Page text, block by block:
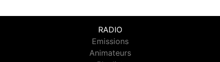
RADIO
Emissions
Animateurs